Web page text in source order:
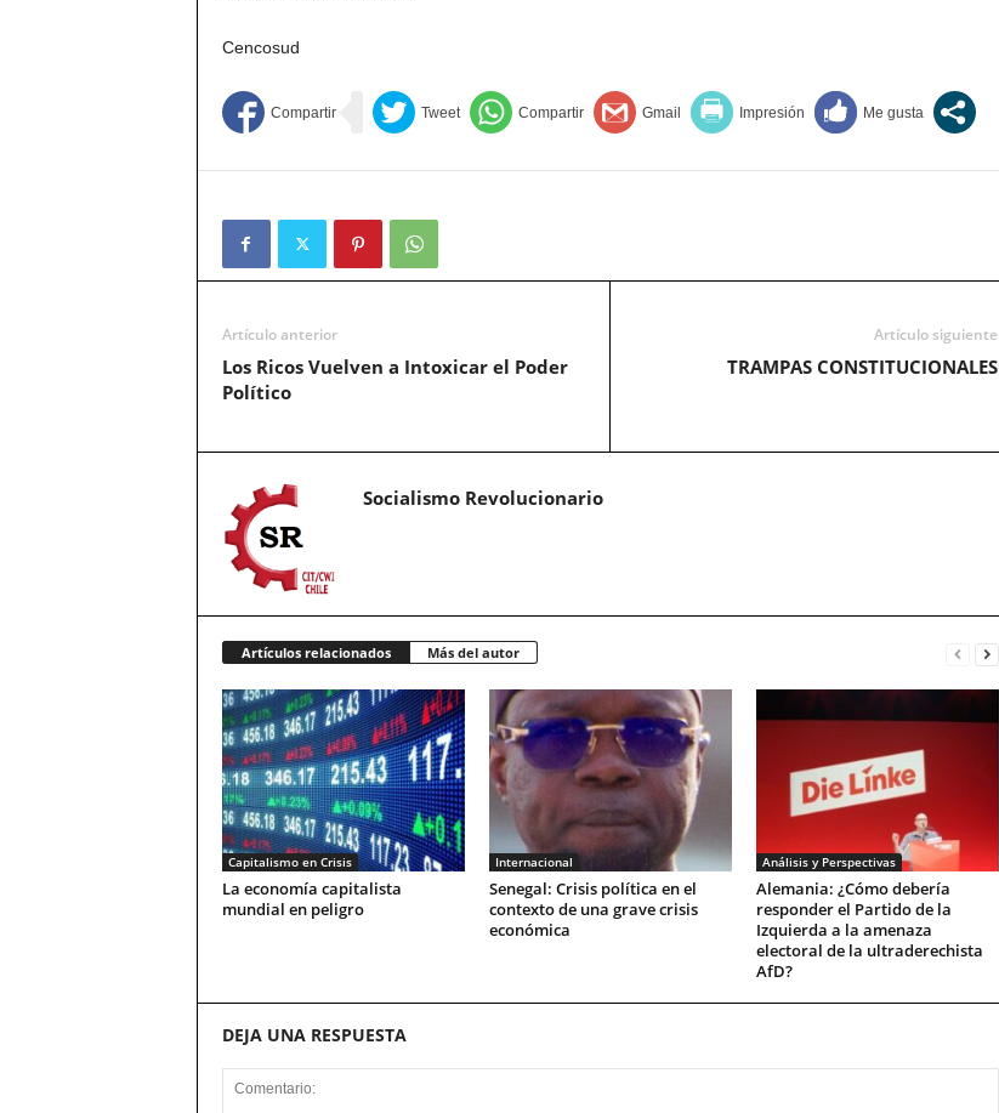
Cencosud
Artículo anterior
Los Ricos Vuelven a Intoxicar el Poder
Político
Artículo siguiente
TRAMPAS CONSTITUCIONALES
Socialismo Revolucionario
Artículos relacionados Más del autor
Capitalismo en Crisis
La economía capitalista
mundial en peligro
Internacional
Senegal: Crisis política en el
contexto de una grave crisis
económica
Análisis y Perspectivas
Alemania: ¿Cómo debería
responder el Partido de la
Izquierda a la amenaza
electoral de la ultraderechista
AfD?
DEJA UNA RESPUESTA